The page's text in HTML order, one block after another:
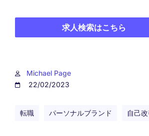
求人検索はこちら
Michael Page
22/02/2023
転職 パーソナルブランド 自己